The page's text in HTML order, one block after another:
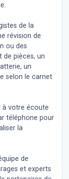
de la
révision de
ou des
de pièces, un
un
selon le carnet
à votre écoute
téléphone pour
la
de
et experts